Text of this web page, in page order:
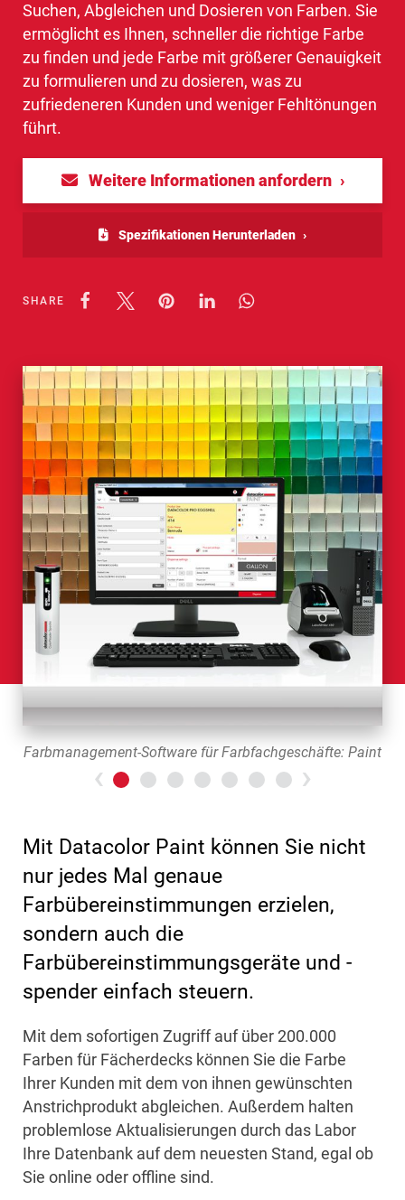
SHARE
Farbmanagement-Software für Farbfachgeschäfte: Paint
Previous >Next
Suchen, Abgleichen und Dosieren von Farben. Sie
ermöglicht es Ihnen, schneller die richtige Farbe
zu finden und jede Farbe mit größerer Genauigkeit
zu formulieren und zu dosieren, was zu
zufriedeneren Kunden und weniger Fehltönungen
führt.
Weitere Informationen anfordern
Spezifikationen Herunterladen
Mit Datacolor Paint können Sie nicht
nur jedes Mal genaue
Farbübereinstimmungen erzielen,
sondern auch die
Farbübereinstimmungsgeräte und -
spender einfach steuern.
Mit dem sofortigen Zugriff auf über 200.000
Farben für Fächerdecks können Sie die Farbe
Ihrer Kunden mit dem von ihnen gewünschten
Anstrichprodukt abgleichen. Außerdem halten
problemlose Aktualisierungen durch das Labor
Ihre Datenbank auf dem neuesten Stand, egal ob
Sie online oder offline sind.